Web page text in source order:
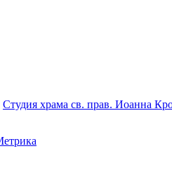
Студия храма св. прав. Иоанна